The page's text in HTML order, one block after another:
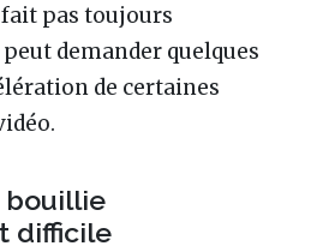
pas toujours
demander quelques
de certaines
bouillie
difficile